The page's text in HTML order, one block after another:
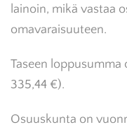
lainoin, mikä vastaa
omavaraisuuteen.
Taseen loppusumma
335,44 €).
Osuuskunta on